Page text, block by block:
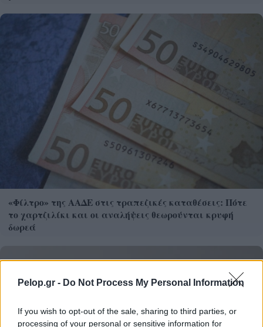
Pelop.gr - Do Not Process My Personal Information
If you wish to opt-out of the sale, sharing to third parties, or
processing of your personal or sensitive information for
«Φίλτρο» της ΑΑΔΕ στις τραπεζικές καταθέσεις: Πότε
το χαρτζιλίκι και οι αναλήψεις θεωρούνται κρυφή
δωρεά